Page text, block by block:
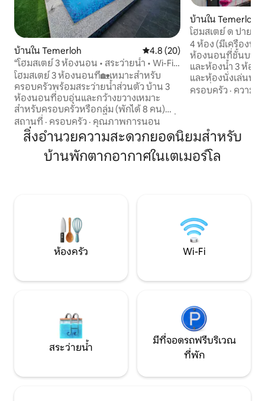
บ้านใน Temerloh คะแนนเฉลี่ย 4.8 จาก 5, 20 รีวิว
4.8 (20)
“โฮมสเตย์ 3 ห้องนอน • สระว่ายน้ำ • Wi-Fi •
เน็ตฟลิกซ์”
โฮมสเตย์ 3 ห้องนอนที่🏡เหมาะสำหรับ
ครอบครัวพร้อมสระว่ายน้ำส่วนตัว บ้าน 3
ห้องนอนที่อบอุ่นและกว้างขวางเหมาะ
สำหรับครอบครัวหรือกลุ่ม (พักได้ 8 คน)
เพลิดเพลินกับสระว่ายน้ำส่วนตัวห้องครัวที่
มีอุปกรณ์ครบครันและห้องปรับอากาศ 🛏️
ห้องนอน: เตียงคิงไซส์ 1 หลังเตียงเดี่ยว
พิเศษ 6 หลัง 🌊 สระว่ายน้ำส่วนตัวสำหรับ
เด็กและผู้ใหญ่ 📺 สมาร์ททีวีและ Wi-Fi ฟรี
สัปดาห์ จองตอนนี้เพื่อการเข้าพักที่น่า
สถานที่ · ครอบครัว · คุณภาพการนอน
บ้านใน Temerloh
โฮมสเตย์ ด ปายา
4 ห้อง (มีเครื่องปรั
ห้องนอนที่ชั้นบนสุ
และห้องน้ำ 3 ห้อง
และห้องนั่งเล่นหลักบนชั้น 2
ฟุต ที่จอดรถมีหลัง
Disney Hotstar ที
ใหญ่ อุปกรณ์ทำอาหารพื้นฐาน ตู้เย็น
เตารีด - เหมาะสำ
ครอบครัว · ความคุ้
สิ่งอำนวยความสะดวกยอดนิยมสำหรับ
บ้านพักตากอากาศในเตเมอร์โล
ห้องครัว Wi-Fi
สระว่ายน้ำ
มีที่จอดรถฟรีบริเวณ
ที่พัก